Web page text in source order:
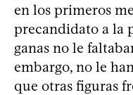
en los primeros
precandidato a la
ganas no le
embargo, no le
que otras figuras